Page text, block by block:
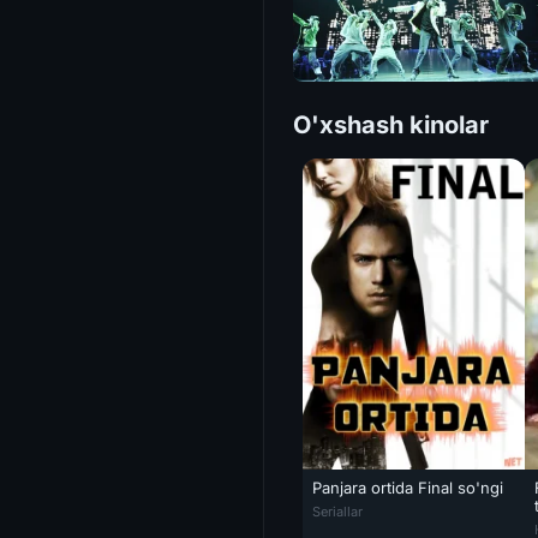
O'xshash kinolar
Panjara ortida Final so'ngi
Panjara ortida Final so'ngi
Seriallar